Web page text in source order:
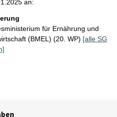
an:
für Ernährung und
(BMEL) (20. WP) [alle SG